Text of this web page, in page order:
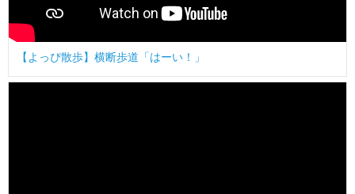
【よっぴ散歩】横断歩道「はーい！」